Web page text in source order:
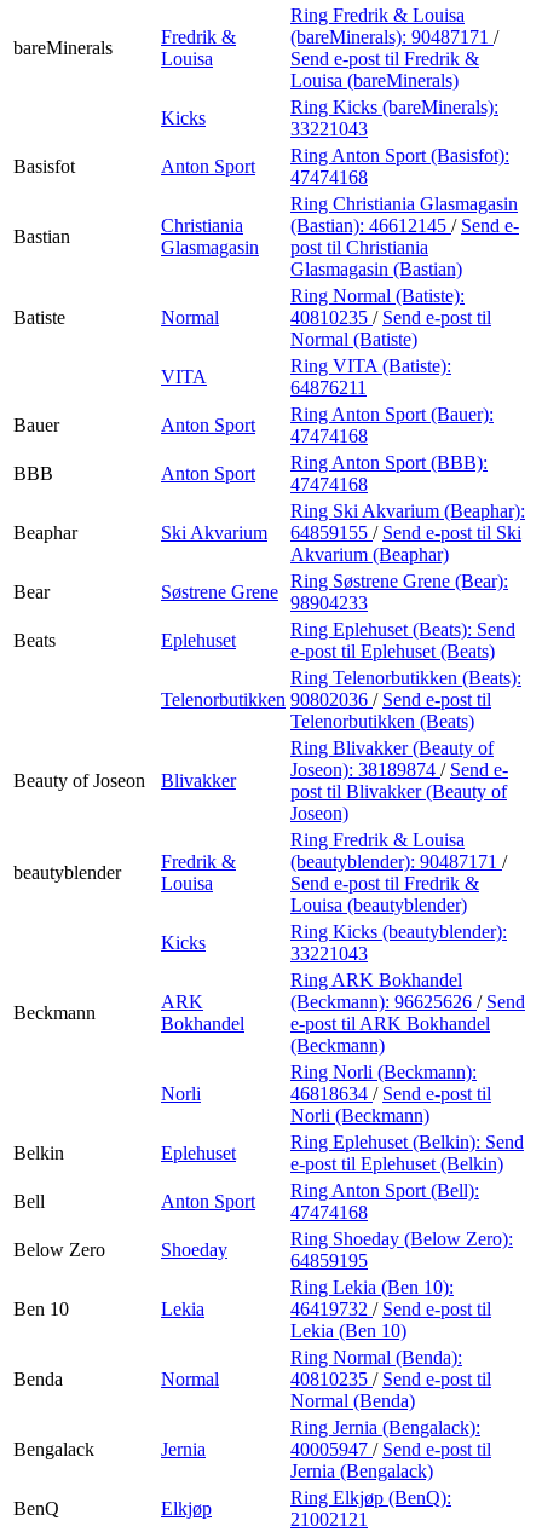
bareMinerals
Fredrik &
Louisa
Ring Fredrik & Louisa
(bareMinerals): 90487171 /
Send e-post til Fredrik &
Louisa (bareMinerals)
Kicks
Ring Kicks (bareMinerals):
33221043
Basisfot
Anton Sport
Ring Anton Sport (Basisfot):
47474168
Bastian
Christiania
Glasmagasin
Ring Christiania Glasmagasin
(Bastian): 46612145 / Send e-
post til Christiania
Glasmagasin (Bastian)
Batiste Normal
Ring Normal (Batiste):
40810235 / Send e-post til
Normal (Batiste)
VITA
Ring VITA (Batiste):
64876211
Bauer
Anton Sport
Ring Anton Sport (Bauer):
47474168
BBB
Anton Sport
Ring Anton Sport (BBB):
47474168
Beaphar Ski Akvarium
Ring Ski Akvarium (Beaphar):
64859155 / Send e-post til Ski
Akvarium (Beaphar)
Bear
Søstrene Grene
Ring Søstrene Grene (Bear):
98904233
Beats
Eplehuset
Ring Eplehuset (Beats): Send
e-post til Eplehuset (Beats)
Telenorbutikken
Ring Telenorbutikken (Beats):
90802036 / Send e-post til
Telenorbutikken (Beats)
Beauty of Joseon Blivakker
Ring Blivakker (Beauty of
Joseon): 38189874 / Send e-
post til Blivakker (Beauty of
Joseon)
beautyblender
Fredrik &
Louisa
Ring Fredrik & Louisa
(beautyblender): 90487171 /
Send e-post til Fredrik &
Louisa (beautyblender)
Kicks
Ring Kicks (beautyblender):
33221043
Beckmann
ARK
Bokhandel
Ring ARK Bokhandel
(Beckmann): 96625626 / Send
e-post til ARK Bokhandel
(Beckmann)
Norli
Ring Norli (Beckmann):
46818634 / Send e-post til
Norli (Beckmann)
Belkin
Eplehuset
Ring Eplehuset (Belkin): Send
e-post til Eplehuset (Belkin)
Bell
Anton Sport
Ring Anton Sport (Bell):
47474168
Below Zero
Shoeday
Ring Shoeday (Below Zero):
64859195
Ben 10 Lekia
Ring Lekia (Ben 10):
46419732 / Send e-post til
Lekia (Ben 10)
Benda Normal
Ring Normal (Benda):
40810235 / Send e-post til
Normal (Benda)
Bengalack Jernia
Ring Jernia (Bengalack):
40005947 / Send e-post til
Jernia (Bengalack)
BenQ
Elkjøp
Ring Elkjøp (BenQ):
21002121